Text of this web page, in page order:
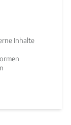
Inhalte